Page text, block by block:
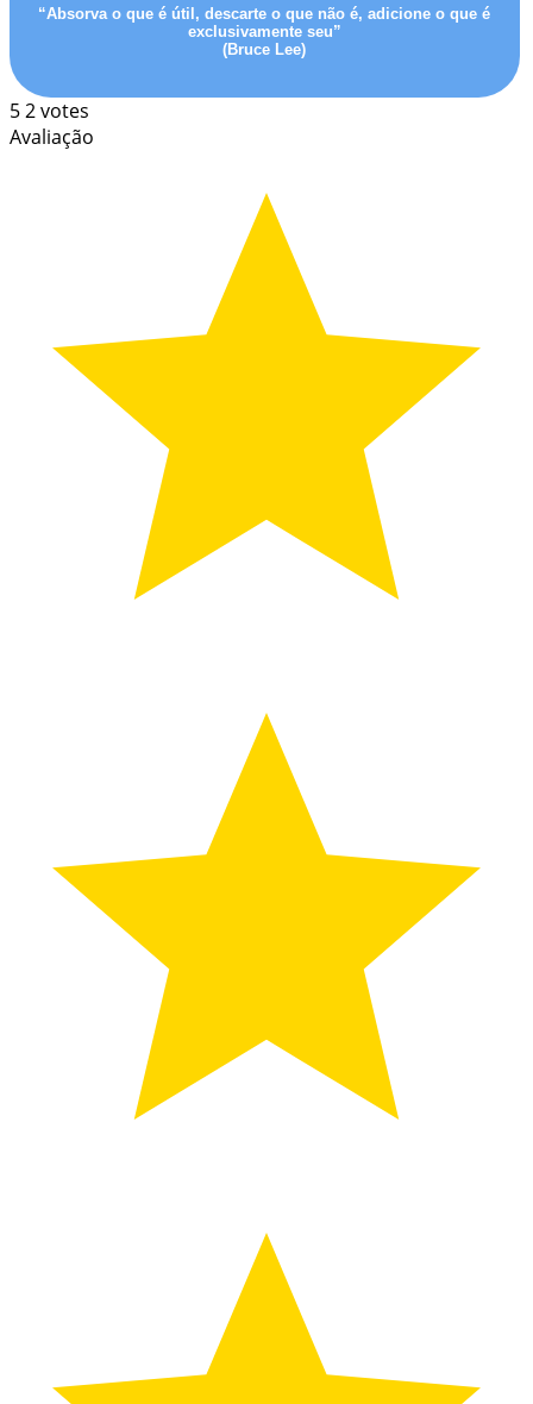
“Absorva o que é útil, descarte o que não é, adicione o que é
exclusivamente seu”
(Bruce Lee)
52votes
Avaliação